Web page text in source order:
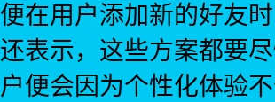
便在用户添加新的好友
还表示，这些方案都要
户便会因为个性化体验